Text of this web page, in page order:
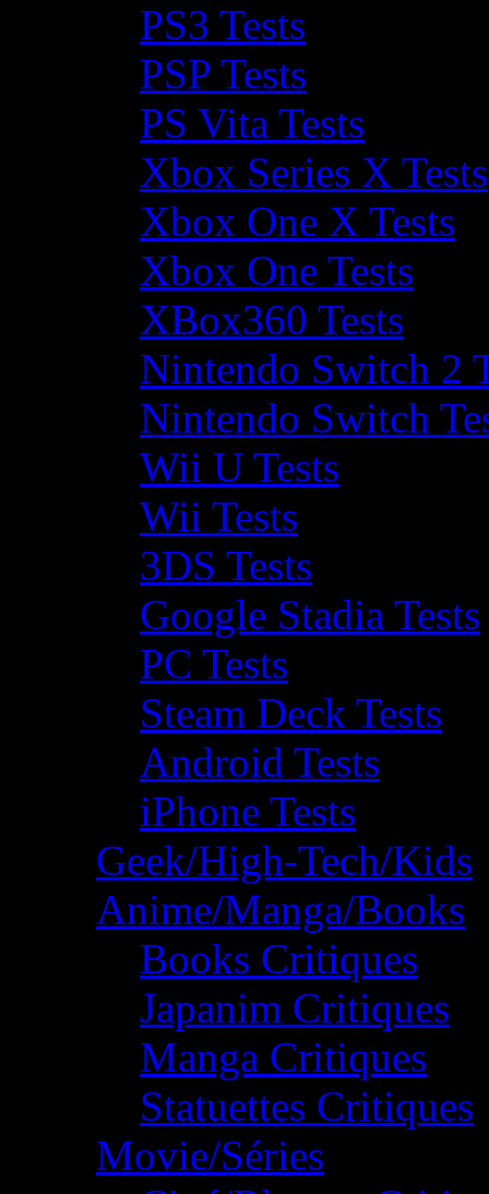
PS3 Tests
PSP Tests
PS Vita Tests
Xbox Series X Tests
Xbox One X Tests
Xbox One Tests
XBox360 Tests
Nintendo Switch 2
Nintendo Switch
Wii U Tests
Wii Tests
3DS Tests
Google Stadia Tests
PC Tests
Steam Deck Tests
Android Tests
iPhone Tests
Geek/High-Tech/Kids
Anime/Manga/Books
Books Critiques
Japanim Critiques
Manga Critiques
Statuettes Critiques
Movie/Séries